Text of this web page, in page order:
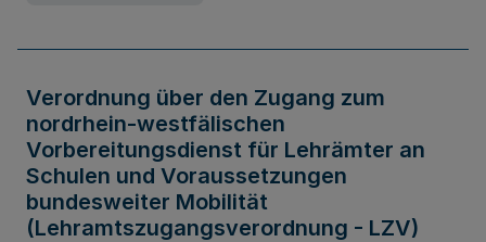
Verordnung über den Zugang zum
nordrhein-westfälischen
Vorbereitungsdienst für Lehrämter an
Schulen und Voraussetzungen
bundesweiter Mobilität
(Lehramtszugangsverordnung - LZV)